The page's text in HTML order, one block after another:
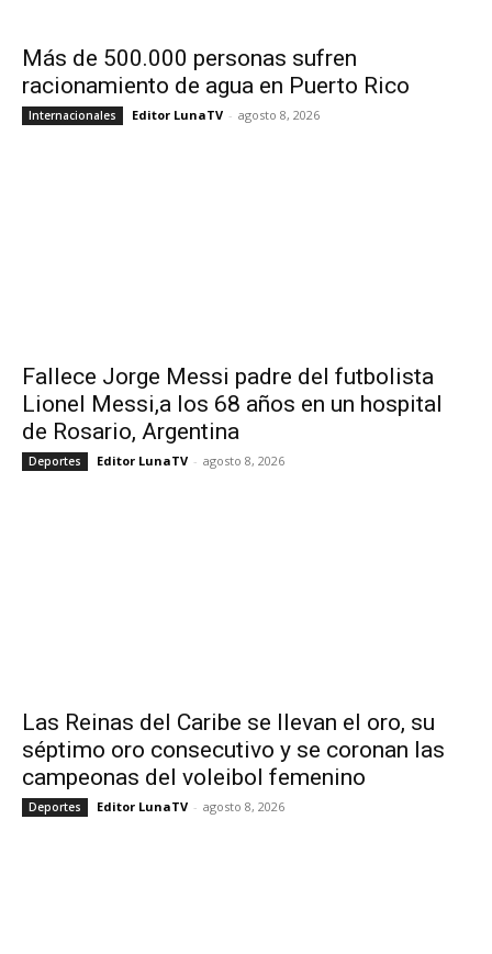
Más de 500.000 personas sufren
racionamiento de agua en Puerto Rico
Internacionales Editor LunaTV - agosto 8, 2026
Fallece Jorge Messi padre del futbolista
Lionel Messi,a los 68 años en un hospital
de Rosario, Argentina
Deportes Editor LunaTV - agosto 8, 2026
Las Reinas del Caribe se llevan el oro, su
séptimo oro consecutivo y se coronan las
campeonas del voleibol femenino
Deportes Editor LunaTV - agosto 8, 2026